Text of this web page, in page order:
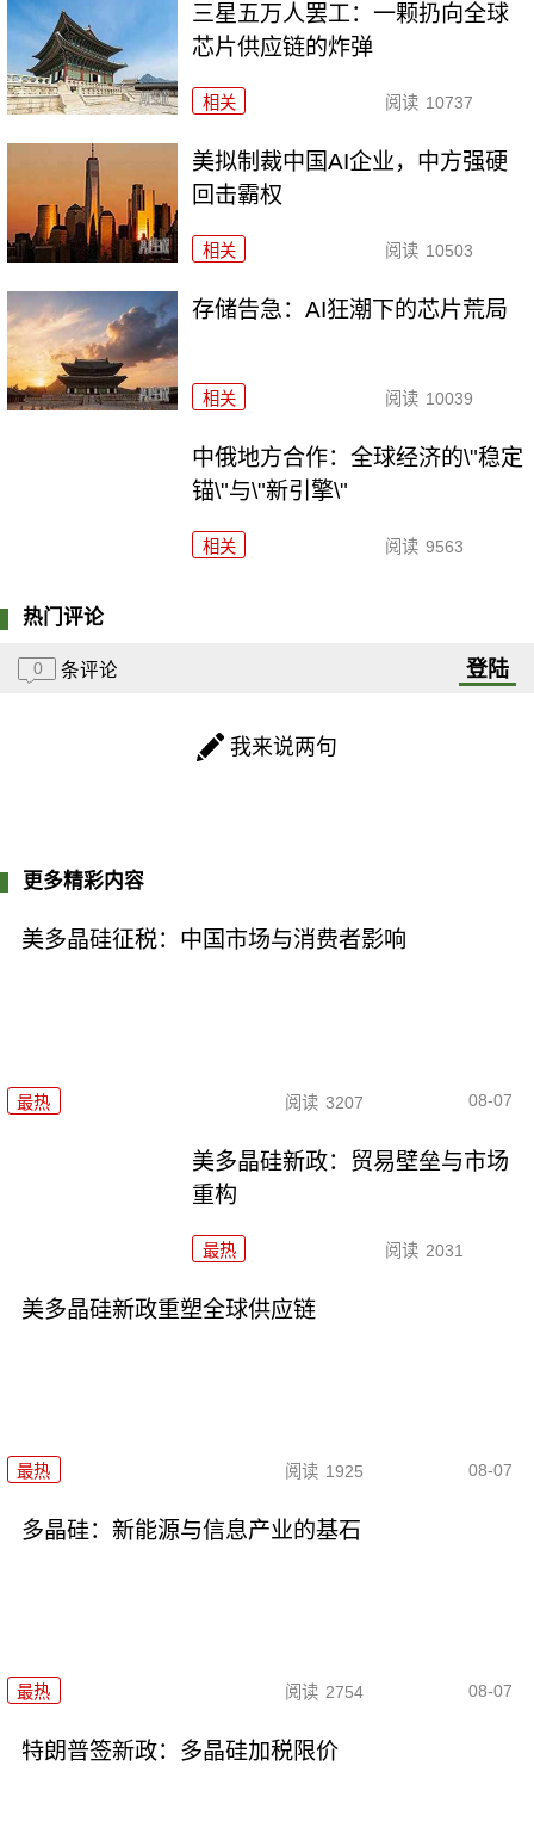
三星五万人罢工：一颗扔向全球
芯片供应链的炸弹
相关 阅读 10737
美拟制裁中国AI企业，中方强硬
回击霸权
相关 阅读 10503
存储告急：AI狂潮下的芯片荒局
相关 阅读 10039
中俄地方合作：全球经济的\"稳定
锚\"与\"新引擎\"
相关 阅读 9563
热门评论
0 条评论 登陆
我来说两句
更多精彩内容
美多晶硅征税：中国市场与消费者影响
最热 阅读 3207 08-07
美多晶硅新政：贸易壁垒与市场
重构
最热 阅读 2031
美多晶硅新政重塑全球供应链
最热 阅读 1925 08-07
多晶硅：新能源与信息产业的基石
最热 阅读 2754 08-07
特朗普签新政：多晶硅加税限价